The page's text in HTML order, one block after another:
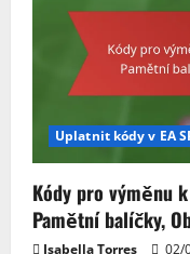
obsah
Uplatnit kódy v EA
Kódy pro výměnu
Pamětní balíčky,
Isabella Torres 02/